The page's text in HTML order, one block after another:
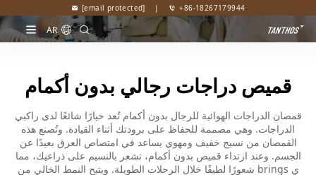
[email protected] | +86-18267179944
AR
قميص دراجات رجالي بدون أكمام
قمصان الدراجات الهوائية للرجال بدون أكمام تُعد خيارًا شائعًا لدى راكبي
الدراجات. وهي مصممة للحفاظ على برودتك أثناء القيادة. وتُصنع هذه
القمصان من نسيج خفيف ومهوي يساعد في امتصاص العرق بعيدًا عن
الجسم. وعند ارتداء قميص بدون أكمام، تشعر بالنسيم على ذراعيك، مما
ي brings شعورًا لطيفًا خلال الرحلات الطويلة. ويتيح النمط الخالي من